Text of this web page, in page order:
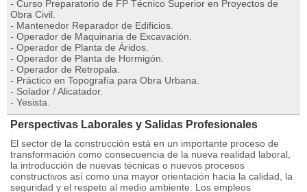
- Curso Preparatorio de FP Técnico Superior en Proyectos de
Obra Civil.
- Mantenedor Reparador de Edificios.
- Operador de Maquinaria de Excavación.
- Operador de Planta de Áridos.
- Operador de Planta de Hormigón.
- Operador de Retropala.
- Práctico en Topografía para Obra Urbana.
- Solador / Alicatador.
- Yesista.
Perspectivas Laborales y Salidas Profesionales
El sector de la construcción está en un importante proceso de
transformación como consecuencia de la nueva realidad laboral,
la introducción de nuevas técnicas o nuevos procesos
constructivos así como una mayor orientación hacia la calidad, la
seguridad y el respeto al medio ambiente. Los empleos